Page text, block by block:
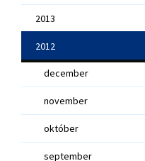
2013
2012
december
november
október
september